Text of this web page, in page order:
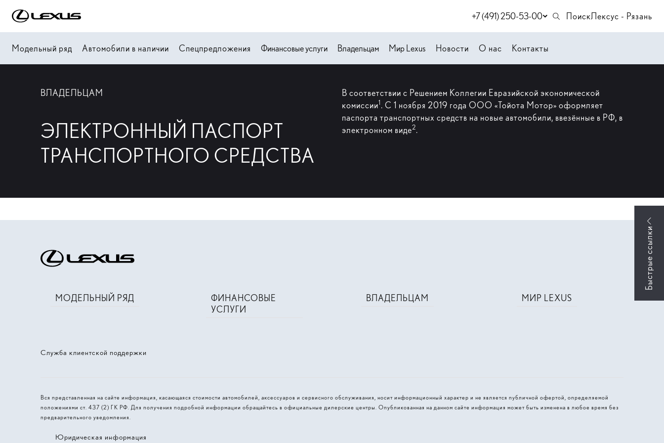
+7 (491) 250-53-00 ПоискЛексус - Рязань
Модельный ряд Автомобили в наличии Спецпредложения Финансовые услуги Владельцам Мир Lexus Новости О нас Контакты
ВЛАДЕЛЬЦАМ
ЭЛЕКТРОННЫЙ ПАСПОРТ
ТРАНСПОРТНОГО СРЕДСТВА
В соответствии с Решением Коллегии Евразийской экономической
комиссии1. С 1 ноября 2019 года ООО «Тойота Мотор» оформляет
паспорта транспортных средств на новые автомобили, ввезённые в РФ, в
электронном виде2.
Служба клиентской поддержки
МОДЕЛЬНЫЙ РЯД
ФИНАНСОВЫЕ
УСЛУГИ
ВЛАДЕЛЬЦАМ МИР LEXUS
Вся представленная на сайте информация, касающаяся стоимости автомобилей, аксессуаров и сервисного обслуживания, носит информационный характер и не является публичной офертой, определяемой
положениями ст. 437 (2) ГК РФ. Для получения подробной информации обращайтесь в официальные дилерские центры. Опубликованная на данном сайте информация может быть изменена в любое время без
предварительного уведомления.
Юридическая информация